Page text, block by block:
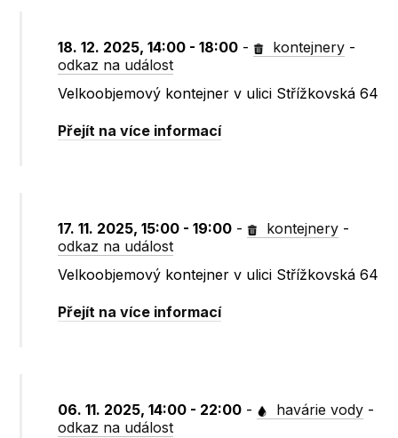
18. 12. 2025, 14:00 - 18:00 - kontejnery -
odkaz na událost
Velkoobjemový kontejner v ulici Střížkovská 64
Přejít na více informací
17. 11. 2025, 15:00 - 19:00 - kontejnery -
odkaz na událost
Velkoobjemový kontejner v ulici Střížkovská 64
Přejít na více informací
06. 11. 2025, 14:00 - 22:00 - havárie vody -
odkaz na událost